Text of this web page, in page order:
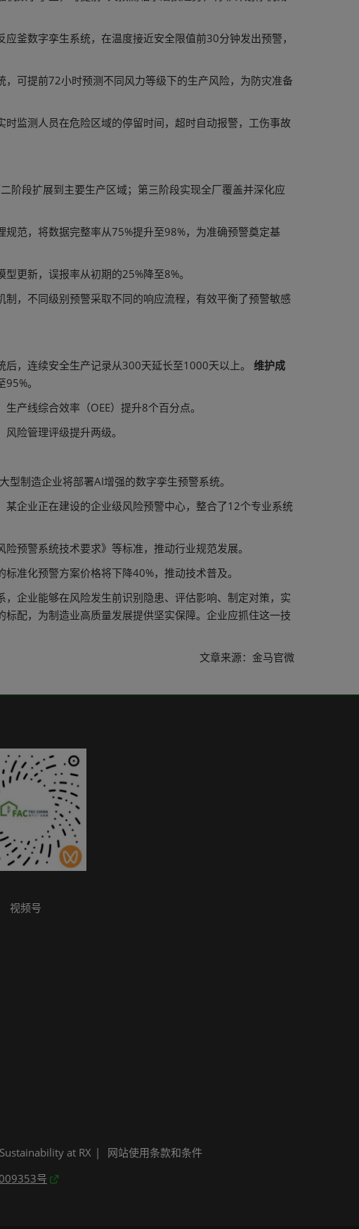
釜数字孪生系统，在温度接近安全限值前30分钟发出预警，
可提前72小时预测不同风力等级下的生产风险，为防灾准备
监测人员在危险区域的停留时间，超时自动报警，工伤事故
阶段扩展到主要生产区域；第三阶段实现全厂覆盖并深化应
范，将数据完整率从75%提升至98%，为准确预警奠定基
更新，误报率从初期的25%降至8%。
，不同级别预警采取不同的响应流程，有效平衡了预警敏感
，连续安全生产记录从300天延长至1000天以上。 维护成
。
产线综合效率（OEE）提升8个百分点。
险管理评级提升两级。
制造企业将部署AI增强的数字孪生预警系统。
企业正在建设的企业级风险预警中心，整合了12个专业系统
预警系统技术要求》等标准，推动行业规范发展。
准化预警方案价格将下降40%，推动技术普及。
企业能够在风险发生前识别隐患、评估影响、制定对策，实
配，为制造业高质量发展提供坚实保障。企业应抓住这一技
文章来源：金马官微
号
Sustainability at RX
网站使用条款和条件
号